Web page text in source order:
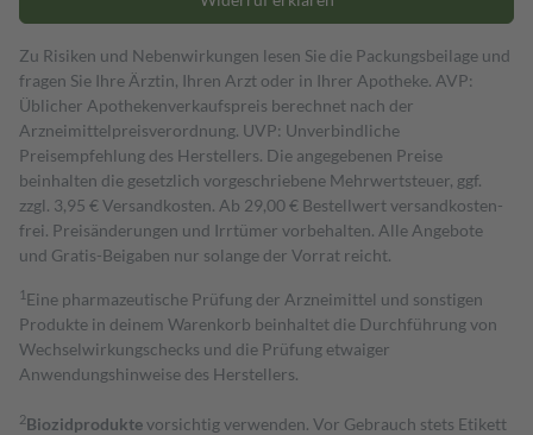
Zu Risiken und Nebenwirkungen lesen Sie die Packungsbeilage und
fragen Sie Ihre Ärztin, Ihren Arzt oder in Ihrer Apotheke. AVP:
Üblicher Apothekenverkaufspreis berechnet nach der
Arzneimittelpreisverordnung. UVP: Unverbindliche
Preisempfehlung des Herstellers. Die angegebenen Preise
beinhalten die gesetzlich vorgeschriebene Mehrwertsteuer, ggf.
zzgl. 3,95 € Versandkosten. Ab 29,00 € Bestell­wert versand­kosten­
frei. Preisänderungen und Irrtümer vorbehalten. Alle Angebote
und Gratis-Beigaben nur solange der Vorrat reicht.
1 Eine pharmazeutische Prüfung der Arzneimittel und sonstigen
Produkte in deinem Warenkorb beinhaltet die Durchführung von
Wechselwirkungschecks und die Prüfung etwaiger
Anwendungshinweise des Herstellers.
2Biozidproduktevorsichtig verwenden. Vor Gebrauch stets Etikett